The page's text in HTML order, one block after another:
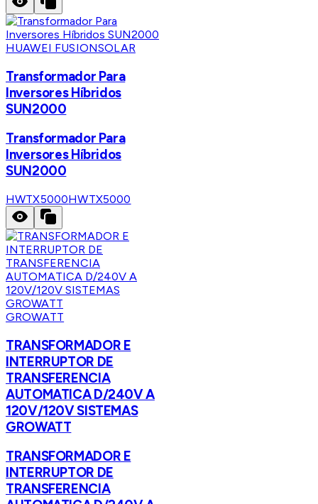
HUAWEI FUSIONSOLAR
Transformador Para
Inversores Híbridos
SUN2000
Transformador Para
Inversores Híbridos
SUN2000
HWTX5000HWTX5000
GROWATT
TRANSFORMADOR E
INTERRUPTOR DE
TRANSFERENCIA
AUTOMATICA D/240V A
120V/120V SISTEMAS
GROWATT
TRANSFORMADOR E
INTERRUPTOR DE
TRANSFERENCIA